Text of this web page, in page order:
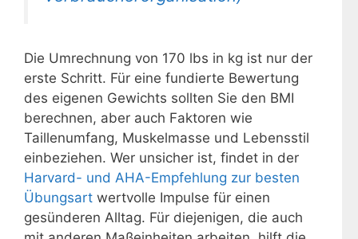
Die Umrechnung von 170 lbs in kg ist nur der
erste Schritt. Für eine fundierte Bewertung
des eigenen Gewichts sollten Sie den BMI
berechnen, aber auch Faktoren wie
Taillenumfang, Muskelmasse und Lebensstil
einbeziehen. Wer unsicher ist, findet in der
Harvard- und AHA-Empfehlung zur besten
Übungsart wertvolle Impulse für einen
gesünderen Alltag. Für diejenigen, die auch